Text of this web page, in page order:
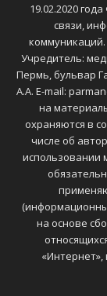
19.02.2020
связи,
Учредитель:
Пермь, бульвар
А.А. E-mail:
на
охраняются в
числе об
использовании
на основе